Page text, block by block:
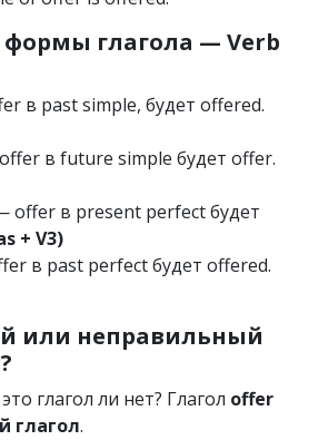
глагола — Verb
в past simple, будет offered.
в future simple будет offer.
offer в present perfect будет
+ V3)
в past perfect будет offered.
или неправильный
глагол ли нет? Глагол offer
глагол.